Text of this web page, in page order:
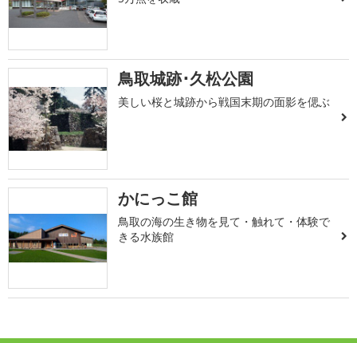
鳥取城跡･久松公園
美しい桜と城跡から戦国末期の面影を偲ぶ
かにっこ館
鳥取の海の生き物を見て・触れて・体験で
きる水族館